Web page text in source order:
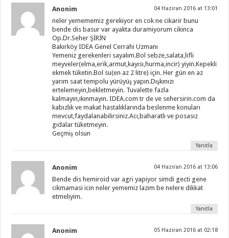
Anonim 04 Haziran 2016 at 13:01
neler yemememiz gerekiyor en cok ne cikarir bunu
bende dis basur var ayakta duramiyorum cikinca
Op.Dr.Seher ŞİRİN
Bakırköy IDEA Genel Cerrahi Uzmanı
Yemeniz gerekenleri sayalım.Bol sebze,salata,lifli
meyveler(elma,erik,armut,kayısı,hurma,incir) yiyin.Kepekli
ekmek tüketin.Bol su(en az 2 litre) için. Her gün en az
yarım saat tempolu yürüyüş yapın.Dışkınızı
ertelemeyin,bekletmeyin. Tuvalette fazla
kalmayın,ıkınmayın. IDEA.com tr de ve sehersirin.com da
kabızlık ve makat hastalıklarında beslenme konuları
mevcut,faydalanabilirsiniz.Acı,baharatlı ve posasız
gıdalar tüketmeyin.
Geçmiş olsun
Yanıtla
Anonim 04 Haziran 2016 at 13:06
Bende dis hemiroid var agri yapiyor simdi gecti gene
cikmamasi icin neler yememiz lazim be nelere dikkat
etmeliyim.
Yanıtla
Anonim 05 Haziran 2016 at 02:18